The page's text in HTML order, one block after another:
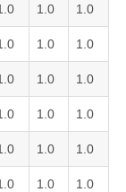
1.0 1.0
1.0 1.0
1.0 1.0
1.0 1.0
1.0 1.0
1.0 1.0